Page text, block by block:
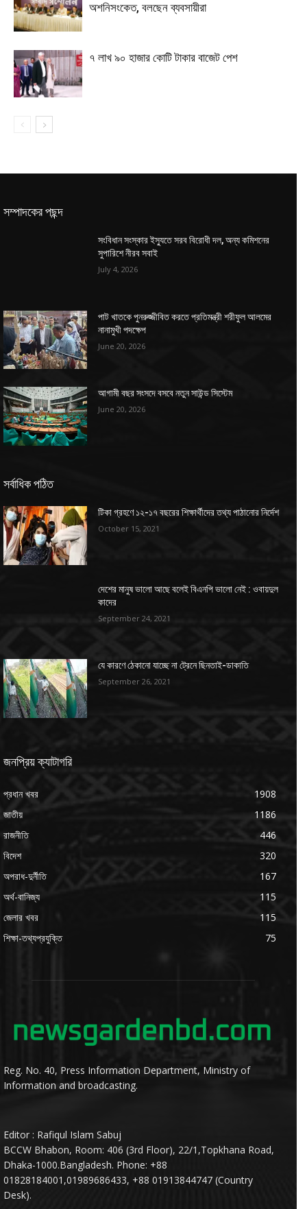
অশনিসংকেত, বলছেন ব্যবসায়ীরা
৭ লাখ ৯০ হাজার কোটি টাকার বাজেট পেশ
সম্পাদকের পছন্দ
সংবিধান সংস্কার ইস্যুতে সরব বিরোধী দল, অন্য কমিশনের
সুপারিশে নীরব সবাই
July 4, 2026
পাট খাতকে পুনরুজ্জীবিত করতে প্রতিমন্ত্রী শরীফুল আলমের
নানামুখী পদক্ষেপ
June 20, 2026
আগামী বছর সংসদে বসবে নতুন সাউন্ড সিস্টেম
June 20, 2026
সর্বাধিক পঠিত
টিকা গ্রহণে ১২-১৭ বছরের শিক্ষার্থীদের তথ্য পাঠানোর নির্দেশ
October 15, 2021
দেশের মানুষ ভালো আছে বলেই বিএনপি ভালো নেই : ওবায়দুল
কাদের
September 24, 2021
যে কারণে ঠেকানো যাচ্ছে না ট্রেনে ছিনতাই-ডাকাতি
September 26, 2021
জনপ্রিয় ক্যাটাগরি
প্রধান খবর
1908
জাতীয়
1186
রাজনীতি
446
বিদেশ
320
অপরাধ-দুর্নীতি
167
অর্থ-বানিজ্য
115
জেলার খবর
115
শিক্ষা-তথ্যপ্রযুক্তি
75
Reg. No. 40, Press Information Department, Ministry of
Information and broadcasting.
Editor : Rafiqul Islam Sabuj
BCCW Bhabon, Room: 406 (3rd Floor), 22/1,Topkhana Road,
Dhaka-1000.Bangladesh. Phone: +88
01828184001,01989686433, +88 01913844747 (Country
Desk).